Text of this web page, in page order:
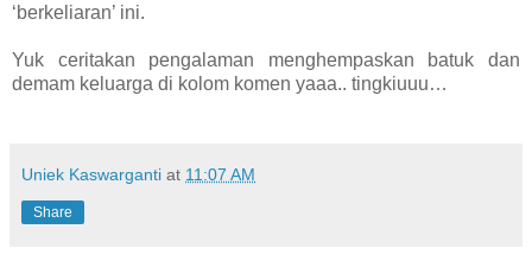
‘berkeliaran’ ini.
Yuk ceritakan pengalaman menghempaskan batuk dan
demam keluarga di kolom komen yaaa.. tingkiuuu…
Uniek Kaswarganti at 11:07 AM
Share